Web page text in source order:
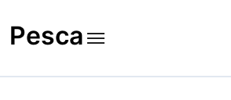
to
content
Pesca